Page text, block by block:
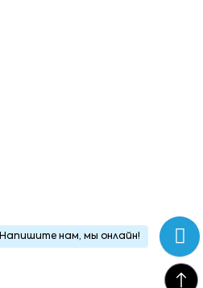
Напишите нам, мы онлайн!